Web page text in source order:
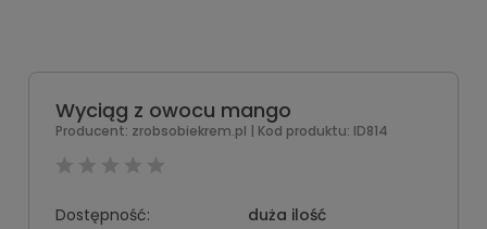
Wyciąg z owocu mango
Producent: zrobsobiekrem.pl | Kod produktu: ID814
Dostępność: duża ilość